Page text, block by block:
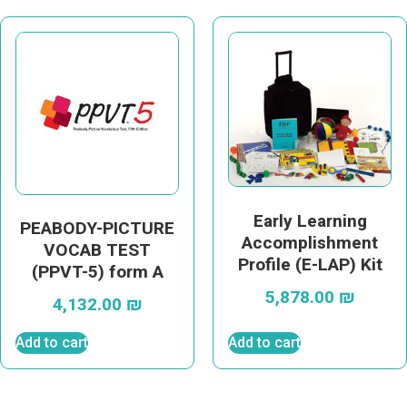
PEABODY-PICTURE
VOCAB TEST
(PPVT-5) form A
4,132.00 ₪
Add to cart
Early Learning
Accomplishment
Profile (E-LAP) Kit
5,878.00 ₪
Add to cart